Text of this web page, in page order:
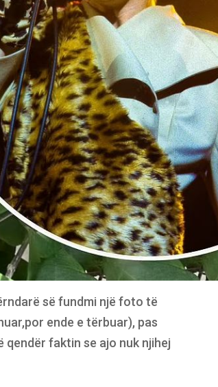
së fundmi një foto të
ende e tërbuar), pas
faktin se ajo nuk njihej